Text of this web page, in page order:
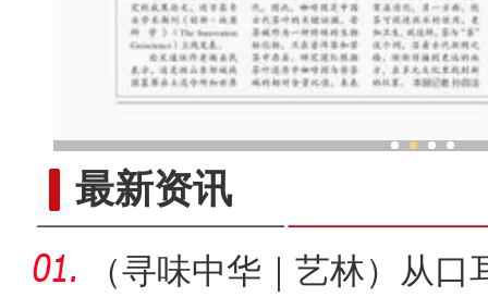
最新资讯
（寻味中华｜艺林）从